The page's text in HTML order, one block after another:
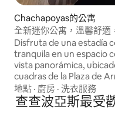
Chachapoyas的公寓
全新迷你公寓，溫馨舒適
Wi-Fi
Disfruta de una estadía
tranquila en un espacio
vista panorámica,
cuadras de la Plaza de
para descansar sin
Cada habitación es
cuenta con cocina
地點 · 廚房 · 洗衣服務
查查波亞斯最受